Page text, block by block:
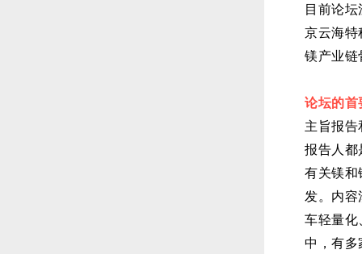
目前论
京云海特
镁产业链
论坛的首
主旨报
报告人都
有关镁和
发。内容
车轻量化
中，有多